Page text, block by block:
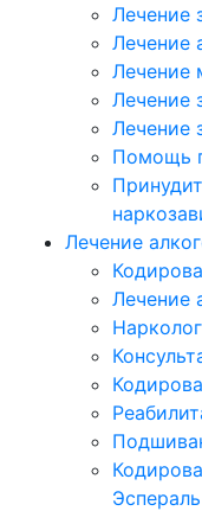
Лечение
Лечение
Лечение
Лечение
Лечение
Помощь
Лечение
Лечение
Эспераль